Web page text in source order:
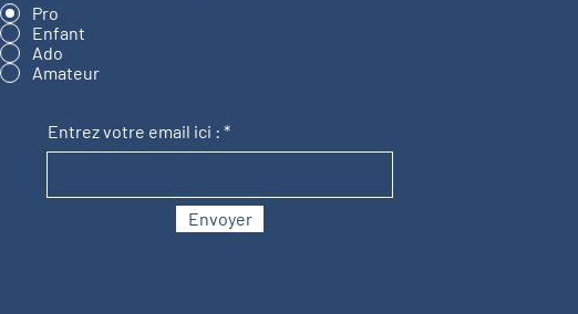
Pro
Enfant
Ado
Amateur
Entrez votre email ici :
Envoyer